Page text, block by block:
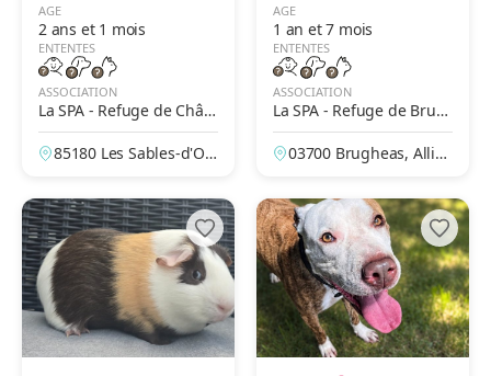
AGE
2 ans et 1 mois
ENTENTES
ASSOCIATION
La SPA - Refuge de Châte
au-d'Olonne – Les Petites
Prises
85180 Les Sables-d'Olo
AGE
1 an et 7 mois
ENTENTES
ASSOCIATION
La SPA - Refuge de Brug
heas – Vichy
03700 Brugheas, Allier,